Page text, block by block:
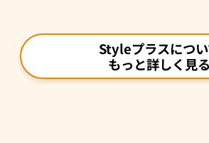
Styleプラスにつ
もっと詳しく見る